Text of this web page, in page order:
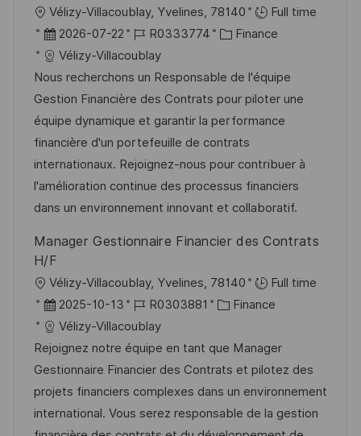
f
f
t
u
n
g
O
r
t
Vélizy-Villacoublay, Yvelines, 78140
Full time
D
a
t
u
m
d
e
r
V
r
f
e
n
2026-07-22
J
o
b
-
I
D
R0333774
K
t
e
g
o
r
i
e
Finance
Vélizy-Villacoublay
Nous recherchons un Responsable de l'équipe
Gestion Financière des Contrats pour piloter une
équipe dynamique et garantir la performance
financière d'un portefeuille de contrats
internationaux. Rejoignez-nous pour contribuer à
l'amélioration continue des processus financiers
dans un environnement innovant et collaboratif.
Manager Gestionnaire Financier des Contrats
H/F
O
r
t
Vélizy-Villacoublay, Yvelines, 78140
Full time
D
a
t
u
m
d
2025-10-13
J
o
b
-
I
D
R0303881
K
t
e
g
o
Finance
Vélizy-Villacoublay
Rejoignez notre équipe en tant que Manager
Gestionnaire Financier des Contrats et pilotez des
projets financiers complexes dans un environnement
international. Vous serez responsable de la gestion